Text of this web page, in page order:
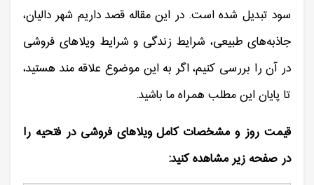
سود تبدیل شده است. در این مقاله قصد داریم شهر دالیان،
جاذبه‌های طبیعی، شرایط زندگی و شرایط ویلاهای فروشی
در آن را بررسی کنیم، اگر به این موضوع علاقه مند هستید،
تا پایان این مطلب همراه ما باشید.
قیمت روز و مشخصات کامل ویلاهای فروشی در فتحیه را
در صفحه زیر مشاهده کنید: